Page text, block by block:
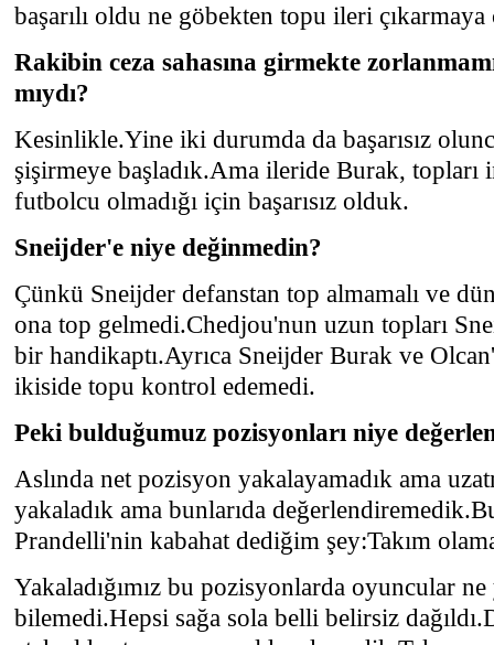
başarılı oldu ne göbekten topu ileri çıkarmaya
Rakibin ceza sahasına girmekte
mıydı?
Kesinlikle.Yine iki durumda da başarısız
şişirmeye başladık.Ama ileride Burak,
futbolcu olmadığı için başarısız olduk.
Sneijder'e niye değinmedin?
Çünkü Sneijder defanstan top almamalı ve
ona top gelmedi.Chedjou'nun uzun topları
bir handikaptı.Ayrıca Sneijder Burak ve
ikiside topu kontrol edemedi.
Peki bulduğumuz pozisyonları niye
Aslında net pozisyon yakalayamadık ama
yakaladık ama bunlarıda
Prandelli'nin kabahat dediğim şey:Takım
Yakaladığımız bu pozisyonlarda oyuncular ne
bilemedi.Hepsi sağa sola belli belirsiz